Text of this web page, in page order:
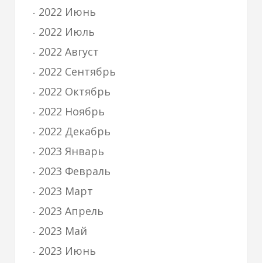
2022 Июнь
2022 Июль
2022 Август
2022 Сентябрь
2022 Октябрь
2022 Ноябрь
2022 Декабрь
2023 Январь
2023 Февраль
2023 Март
2023 Апрель
2023 Май
2023 Июнь